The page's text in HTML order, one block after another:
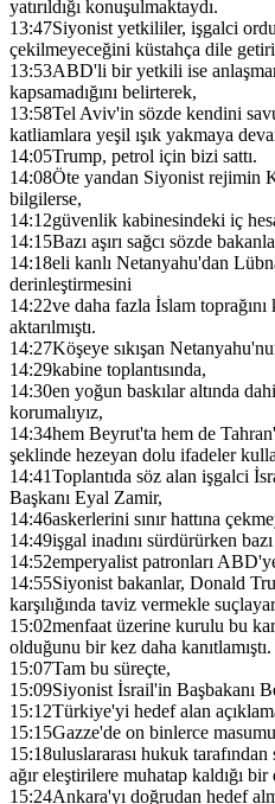
yatırıldığı konuşulmaktaydı.
13:47Siyonist yetkililer, işgalci
çekilmeyeceğini küstahça dile
13:53ABD'li bir yetkili ise
kapsamadığını belirterek,
13:58Tel Aviv'in sözde kendini
katliamlara yeşil ışık yakmaya
14:05Trump, petrol için bizi sattı.
14:08Öte yandan Siyonist rejimin
bilgilerse,
14:12güvenlik kabinesindeki iç
14:15Bazı aşırı sağcı sözde
14:18eli kanlı Netanyahu'dan
derinleştirmesini
14:22ve daha fazla İslam toprağını
aktarılmıştı.
14:27Köşeye sıkışan
14:29kabine toplantısında,
14:30en yoğun baskılar altında
korumalıyız,
14:34hem Beyrut'ta hem de
şeklinde hezeyan dolu ifadeler
14:41Toplantıda söz alan işgalci
Başkanı Eyal Zamir,
14:46askerlerini sınır hattına
14:49işgal inadını sürdürürken
14:52emperyalist patronları
14:55Siyonist bakanlar, Donald
karşılığında taviz vermekle
15:02menfaat üzerine kurulu bu
olduğunu bir kez daha kanıtlamıştı.
15:07Tam bu süreçte,
15:09Siyonist İsrail'in Başbakanı
15:12Türkiye'yi hedef alan
15:15Gazze'de on binlerce
15:18uluslararası hukuk tarafından
ağır eleştirilere muhatap kaldığı bir
15:24Ankara'yı doğrudan hedef